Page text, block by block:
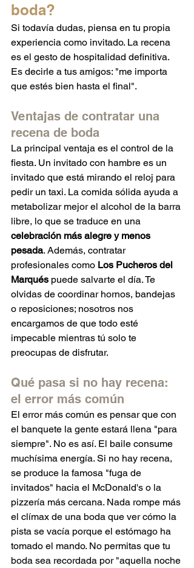
boda?
Si todavía dudas, piensa en tu propia
experiencia como invitado. La recena
es el gesto de hospitalidad definitiva.
Es decirle a tus amigos: "me importa
que estés bien hasta el final".
Ventajas de contratar una
recena de boda
La principal ventaja es el control de la
fiesta. Un invitado con hambre es un
invitado que está mirando el reloj para
pedir un taxi. La comida sólida ayuda a
metabolizar mejor el alcohol de la barra
libre, lo que se traduce en una
celebración más alegre y menos
pesada. Además, contratar
profesionales como Los Pucheros del
Marqués puede salvarte el día. Te
olvidas de coordinar hornos, bandejas
o reposiciones; nosotros nos
encargamos de que todo esté
impecable mientras tú solo te
preocupas de disfrutar.
Qué pasa si no hay recena:
el error más común
El error más común es pensar que con
el banquete la gente estará llena "para
siempre". No es así. El baile consume
muchísima energía. Si no hay recena,
se produce la famosa "fuga de
invitados" hacia el McDonald's o la
pizzería más cercana. Nada rompe más
el clímax de una boda que ver cómo la
pista se vacía porque el estómago ha
tomado el mando. No permitas que tu
boda sea recordada por "aquella noche